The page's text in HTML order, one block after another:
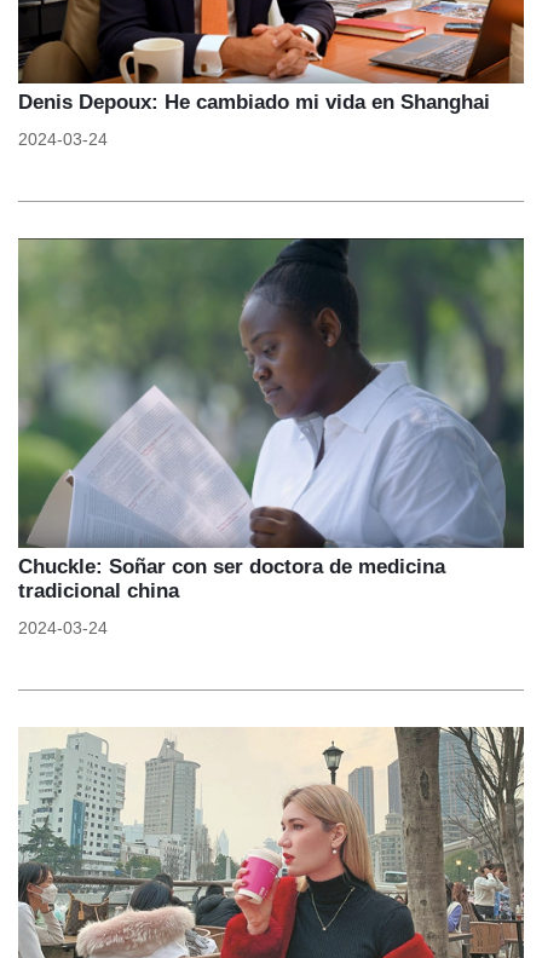
Denis Depoux: He cambiado mi vida en Shanghai
2024-03-24
Chuckle: Soñar con ser doctora de medicina
tradicional china
2024-03-24